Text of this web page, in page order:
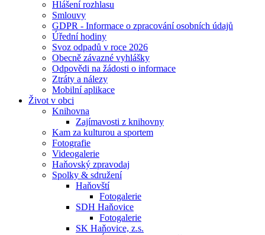
Hlášení rozhlasu
Smlouvy
GDPR - Informace o zpracování osobních údajů
Úřední hodiny
Svoz odpadů v roce 2026
Obecně závazné vyhlášky
Odpovědi na žádosti o informace
Ztráty a nálezy
Mobilní aplikace
Život v obci
Knihovna
Zajímavosti z knihovny
Kam za kulturou a sportem
Fotografie
Videogalerie
Haňovský zpravodaj
Spolky & sdružení
Haňovští
Fotogalerie
SDH Haňovice
Fotogalerie
SK Haňovice, z.s.